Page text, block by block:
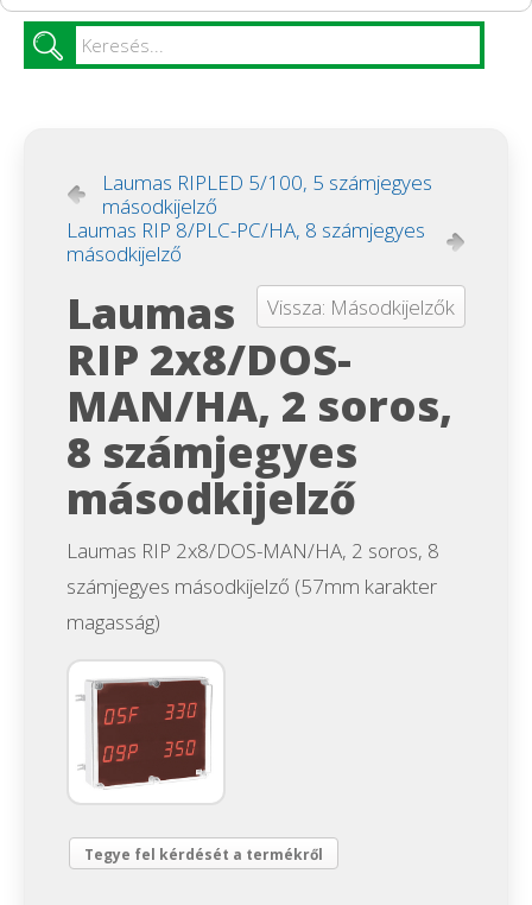
Laumas RIPLED 5/100, 5 számjegyes
másodkijelző
Laumas RIP 8/PLC-PC/HA, 8 számjegyes
másodkijelző
Vissza: Másodkijelzők
Laumas
RIP 2x8/DOS-
MAN/HA, 2 soros,
8 számjegyes
másodkijelző
Laumas RIP 2x8/DOS-MAN/HA, 2 soros, 8
számjegyes másodkijelző (57mm karakter
magasság)
Tegye fel kérdését a termékről